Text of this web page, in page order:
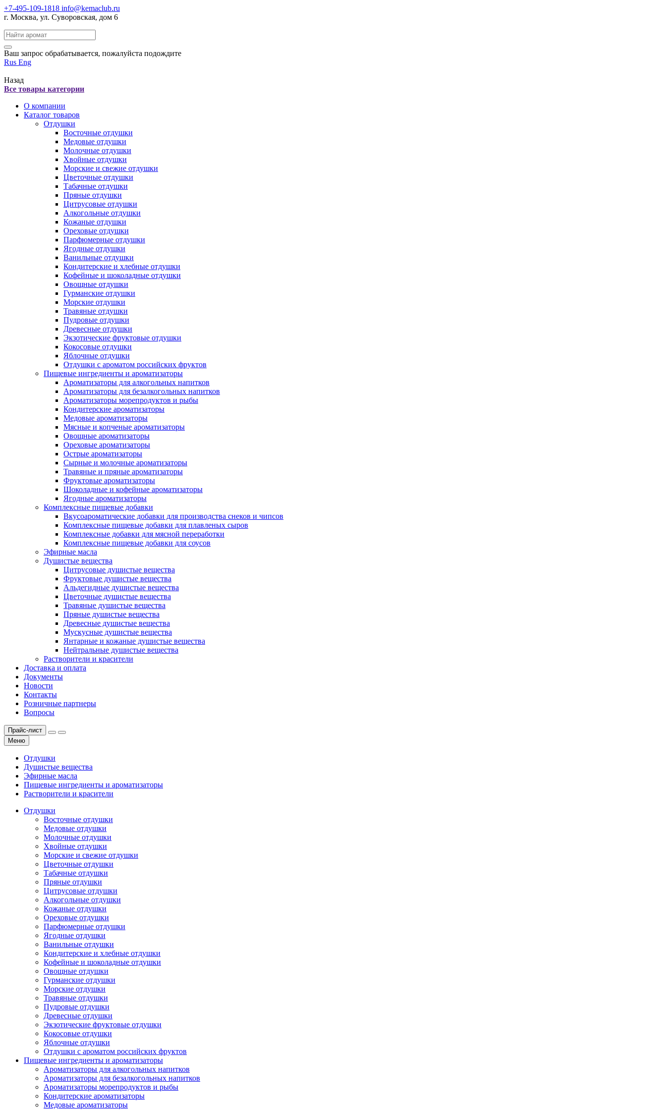
+7-495-109-1818 info@kemaclub.ru
г. Москва, ул. Суворовская, дом 6
Поиск:
Ваш запрос обрабатывается, пожалуйста подождите
Rus Eng
Назад
Все товары категории
О компании
Каталог товаров
Отдушки
Восточные отдушки
Медовые отдушки
Молочные отдушки
Хвойные отдушки
Морские и свежие отдушки
Цветочные отдушки
Табачные отдушки
Пряные отдушки
Цитрусовые отдушки
Алкогольные отдушки
Кожаные отдушки
Ореховые отдушки
Парфюмерные отдушки
Ягодные отдушки
Ванильные отдушки
Кондитерские и хлебные отдушки
Кофейные и шоколадные отдушки
Овощные отдушки
Гурманские отдушки
Морские отдушки
Травяные отдушки
Пудровые отдушки
Древесные отдушки
Экзотические фруктовые отдушки
Кокосовые отдушки
Яблочные отдушки
Отдушки с ароматом российских фруктов
Пищевые ингредиенты и ароматизаторы
Ароматизаторы для алкогольных напитков
Ароматизаторы для безалкогольных напитков
Ароматизаторы морепродуктов и рыбы
Кондитерские ароматизаторы
Медовые ароматизаторы
Мясные и копченые ароматизаторы
Овощные ароматизаторы
Ореховые ароматизаторы
Острые ароматизаторы
Сырные и молочные ароматизаторы
Травяные и пряные ароматизаторы
Фруктовые ароматизаторы
Шоколадные и кофейные ароматизаторы
Ягодные ароматизаторы
Комплексные пищевые добавки
Вкусоароматические добавки для производства снеков и чипсов
Комплексные пищевые добавки для плавленых сыров
Комплексные добавки для мясной переработки
Комплексные пищевые добавки для соусов
Эфирные масла
Душистые вещества
Цитрусовые душистые вещества
Фруктовые душистые вещества
Альдегидные душистые вещества
Цветочные душистые вещества
Травяные душистые вещества
Пряные душистые вещества
Древесные душистые вещества
Мускусные душистые вещества
Янтарные и кожаные душистые вещества
Нейтральные душистые вещества
Растворители и красители
Доставка и оплата
Документы
Новости
Контакты
Розничные партнеры
Вопросы
Прайс-лист
Меню
Отдушки
Душистые вещества
Эфирные масла
Пищевые ингредиенты и ароматизаторы
Растворители и красители
Отдушки
Восточные отдушки
Медовые отдушки
Молочные отдушки
Хвойные отдушки
Морские и свежие отдушки
Цветочные отдушки
Табачные отдушки
Пряные отдушки
Цитрусовые отдушки
Алкогольные отдушки
Кожаные отдушки
Ореховые отдушки
Парфюмерные отдушки
Ягодные отдушки
Ванильные отдушки
Кондитерские и хлебные отдушки
Кофейные и шоколадные отдушки
Овощные отдушки
Гурманские отдушки
Морские отдушки
Травяные отдушки
Пудровые отдушки
Древесные отдушки
Экзотические фруктовые отдушки
Кокосовые отдушки
Яблочные отдушки
Отдушки с ароматом российских фруктов
Пищевые ингредиенты и ароматизаторы
Ароматизаторы для алкогольных напитков
Ароматизаторы для безалкогольных напитков
Ароматизаторы морепродуктов и рыбы
Кондитерские ароматизаторы
Медовые ароматизаторы